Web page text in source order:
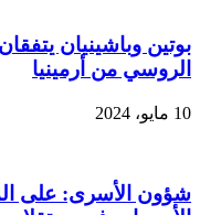
بوتين وباشينيان
الروسي من أرمينيا
10 مايو، 2024
شؤون الأسرى: على